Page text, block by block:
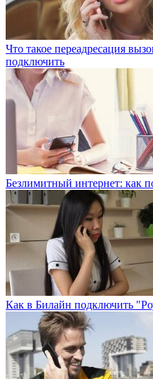
Что такое переадресация
подключить
Безлимитный интернет: как
Как в Билайн подключить